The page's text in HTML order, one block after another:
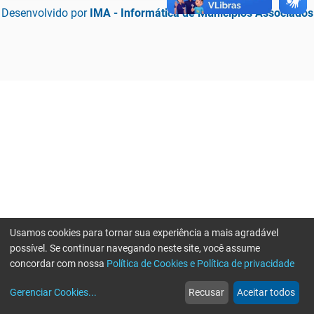
Desenvolvido por IMA - Informática de Municípios Associados
web
Notícias
more_horiz
Mais
Usamos cookies para tornar sua experiência a mais agradável
possível. Se continuar navegando neste site, você assume
concordar com nossa Política de Cookies e Política de privacidade
Gerenciar Cookies... Recusar Aceitar todos
Erro ao enviar informações, por favor tente novamente